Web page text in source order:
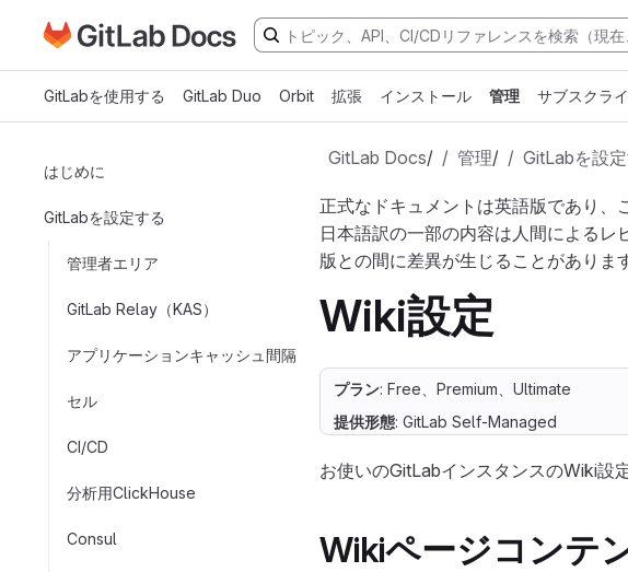
メインコンテンツにスキップ
GitLabドキュメントのホームページに移動
GitLabを使用する GitLab Duo Orbit 拡張 インストール 管理 サブスクラ
はじめに
GitLabを設定する
管理者エリア
GitLab Relay（KAS）
アプリケーションキャッシュ間隔
セル
CI/CD
分析用ClickHouse
Consul
GitLab Docs/ 管理/ GitLabを設
正式なドキュメントは英語版であり、
日本語訳の一部の内容は人間による
版との間に差異が生じることがありま
Wiki設定
プラン: Free、Premium、Ultimate
提供形態: GitLab Self-Managed
お使いのGitLabインスタンスのWiki設
Wikiページコンテ